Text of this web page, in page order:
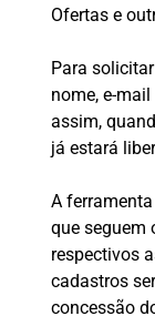
Ofertas e
Para
nome, e-
assim,
já estará
A
que seguem
respectivos
cadastros
concessão